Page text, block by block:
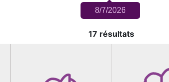
8/7/2026
17 résultats